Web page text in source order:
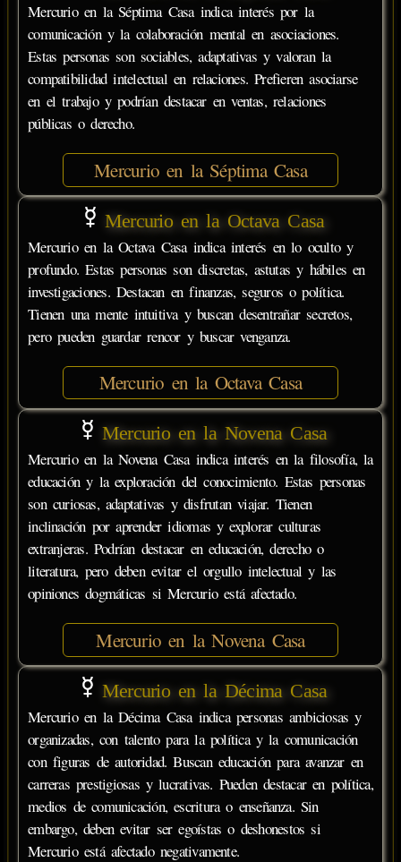
Mercurio en la Séptima Casa indica interés por la
comunicación y la colaboración mental en asociaciones.
Estas personas son sociables, adaptativas y valoran la
compatibilidad intelectual en relaciones. Prefieren asociarse
en el trabajo y podrían destacar en ventas, relaciones
públicas o derecho.
Mercurio en la Séptima Casa
Mercurio en la Octava Casa
Mercurio en la Octava Casa indica interés en lo oculto y
profundo. Estas personas son discretas, astutas y hábiles en
investigaciones. Destacan en finanzas, seguros o política.
Tienen una mente intuitiva y buscan desentrañar secretos,
pero pueden guardar rencor y buscar venganza.
Mercurio en la Octava Casa
Mercurio en la Novena Casa
Mercurio en la Novena Casa indica interés en la filosofía, la
educación y la exploración del conocimiento. Estas personas
son curiosas, adaptativas y disfrutan viajar. Tienen
inclinación por aprender idiomas y explorar culturas
extranjeras. Podrían destacar en educación, derecho o
literatura, pero deben evitar el orgullo intelectual y las
opiniones dogmáticas si Mercurio está afectado.
Mercurio en la Novena Casa
Mercurio en la Décima Casa
Mercurio en la Décima Casa indica personas ambiciosas y
organizadas, con talento para la política y la comunicación
con figuras de autoridad. Buscan educación para avanzar en
carreras prestigiosas y lucrativas. Pueden destacar en política,
medios de comunicación, escritura o enseñanza. Sin
embargo, deben evitar ser egoístas o deshonestos si
Mercurio está afectado negativamente.